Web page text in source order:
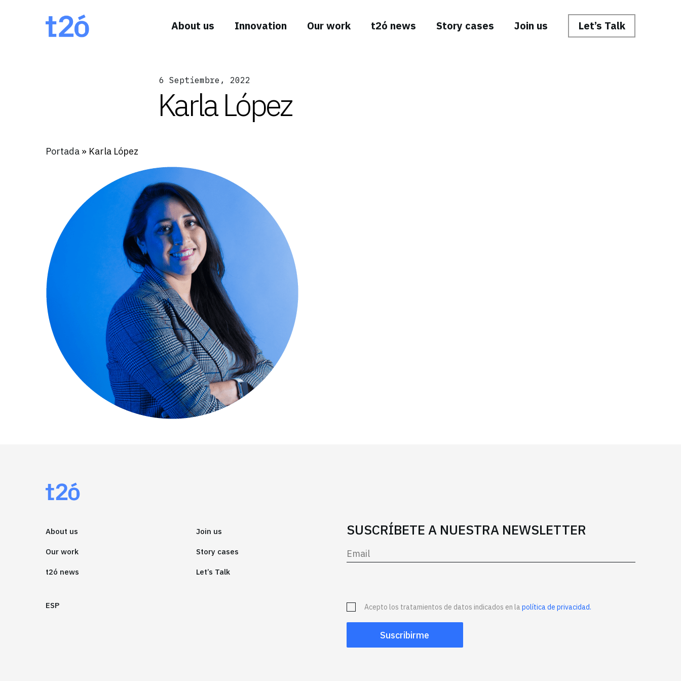
Hit enter to search or ESC to close
About us Innovation Our work t2ó news Story cases Join us Let’s Talk
6 Septiembre, 2022
Karla López
Portada » Karla López
About us
Our work
t2ó news
ESP
Join us
Story cases
Let’s Talk
SUSCRÍBETE A NUESTRA NEWSLETTER
Acepto los tratamientos de datos indicados en lapolítica de privacidad.